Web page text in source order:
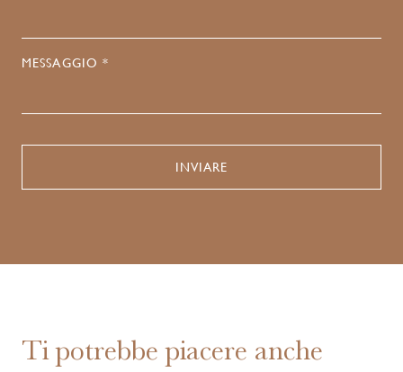
MESSAGGIO *
Ti potrebbe piacere anche